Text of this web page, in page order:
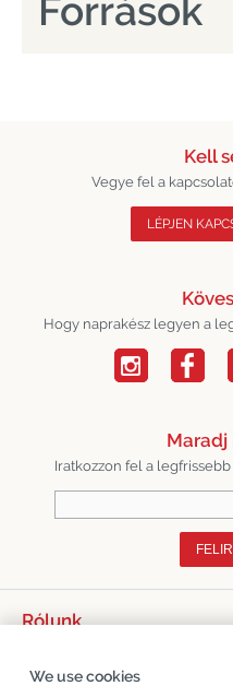
Források
Kell
Vegye fel a
LÉPJEN
Hogy naprakész legyen a
Maradj
Iratkozzon fel a
Rólunk
We use cookies